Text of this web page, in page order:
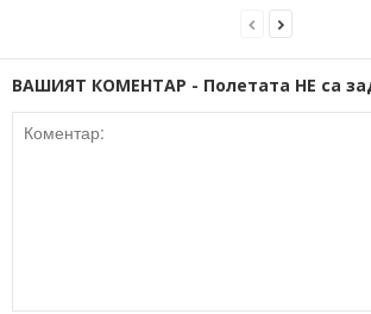
ВАШИЯТ КОМЕНТАР - Полетата НЕ са